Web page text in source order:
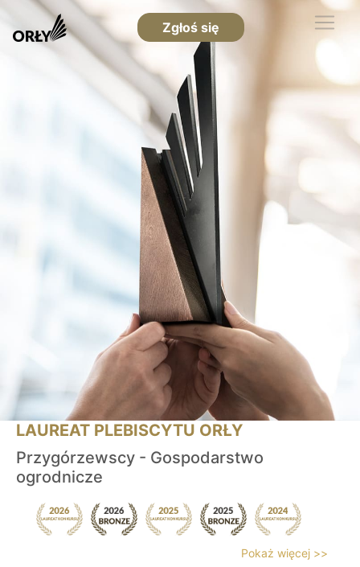
Zgłoś się
LAUREAT PLEBISCYTU ORŁY
Przygórzewscy - Gospodarstwo
ogrodnicze
Pokaż więcej >>